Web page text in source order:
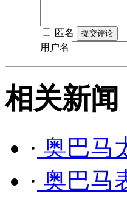
匿名
用户名
相关新闻
· 奥巴马
· 奥巴马